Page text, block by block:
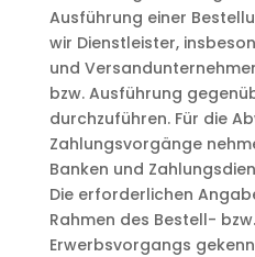
Ausführung einer
wir Dienstleister,
und
bzw. Ausführung
durchzuführen. Für die
Zahlungsvorgänge
Banken und
Die erforderlichen
Rahmen des Bestell-
Erwerbsvorgangs